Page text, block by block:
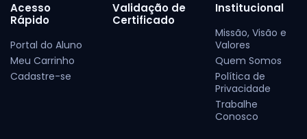
Acesso
Rápido
Portal do Aluno
Meu Carrinho
Cadastre-se
Validação de
Certificado
Institucional
Missão, Visão e
Valores
Quem Somos
Política de
Privacidade
Trabalhe
Conosco